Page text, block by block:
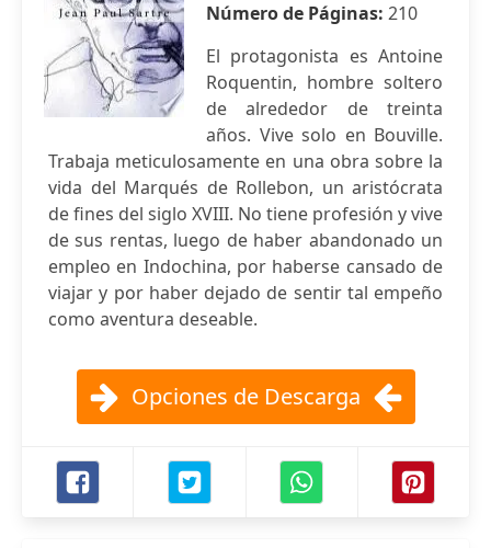
Número de Páginas: 210
El protagonista es Antoine
Roquentin, hombre soltero
de alrededor de treinta
años. Vive solo en Bouville.
Trabaja meticulosamente en una obra sobre la
vida del Marqués de Rollebon, un aristócrata
de fines del siglo XVIII. No tiene profesión y vive
de sus rentas, luego de haber abandonado un
empleo en Indochina, por haberse cansado de
viajar y por haber dejado de sentir tal empeño
como aventura deseable.
Opciones de Descarga